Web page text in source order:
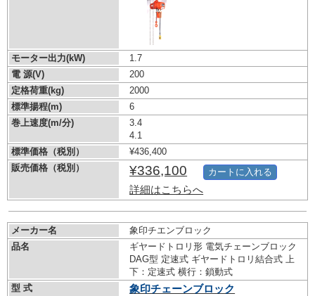
モーター出力(kW)
1.7
電 源(V)
200
定格荷重(kg)
2000
標準揚程(m)
6
巻上速度(m/分)
3.4
4.1
標準価格（税別）
¥436,400
販売価格（税別）
¥336,100
詳細はこちらへ
カートに入れる
メーカー名
象印チエンブロック
品名
ギヤードトロリ形 電気チェーンブロック
DAG型 定速式 ギヤードトロリ結合式 上
下：定速式 横行：鎖動式
型 式
象印チェーンブロック